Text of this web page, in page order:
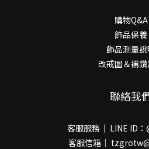
購物Q&A
飾品保養
飾品測量說
改戒圍＆補
聯絡我
客服服務｜ LINE ID
客服信箱｜